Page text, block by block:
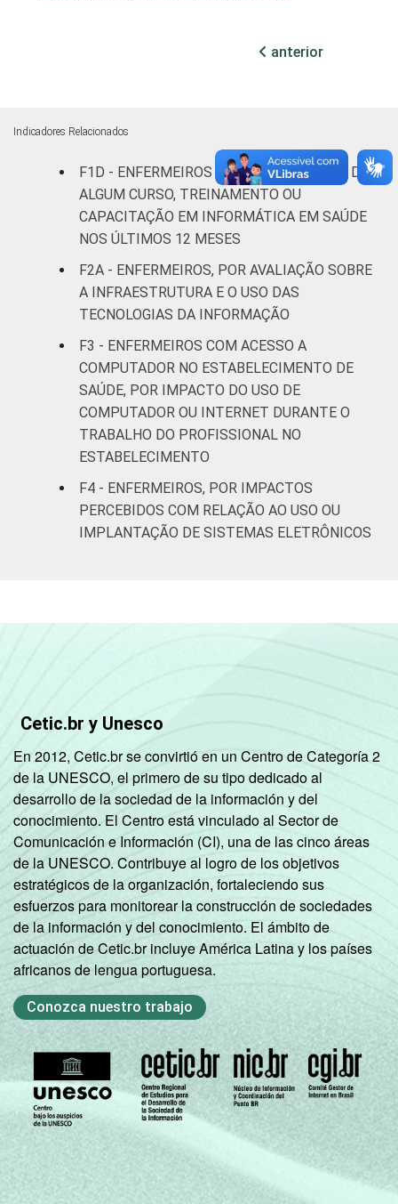
internação
internação
(mais de
50 leitos)
Serviço de
apoio à
diagnose e
terapia
UNIDADE BÁSICA
DE SAÚDE
Não UBS
FAIXA ETÁRIA
Até 30
De 31 a 40
anos
7
Fonte: CGI.br/NIC.br, Centro Regional de
Estudos para o Desenvolvimento da
Sociedade da Informação (Cetic.br),
Pesquisa sobre o uso das tecnologias de
informação e comunicação nos
estabelecimentos de saúde brasileiros - TIC
Saúde 2019.
anterior
Indicadores Relacionados
F1D - ENFERMEIROS QUE PARTICIPARAM DE
ALGUM CURSO, TREINAMENTO OU
CAPACITAÇÃO EM INFORMÁTICA EM SAÚDE
NOS ÚLTIMOS 12 MESES
F2A - ENFERMEIROS, POR AVALIAÇÃO SOBRE
A INFRAESTRUTURA E O USO DAS
TECNOLOGIAS DA INFORMAÇÃO
F3 - ENFERMEIROS COM ACESSO A
COMPUTADOR NO ESTABELECIMENTO DE
SAÚDE, POR IMPACTO DO USO DE
COMPUTADOR OU INTERNET DURANTE O
TRABALHO DO PROFISSIONAL NO
ESTABELECIMENTO
F4 - ENFERMEIROS, POR IMPACTOS
PERCEBIDOS COM RELAÇÃO AO USO OU
IMPLANTAÇÃO DE SISTEMAS ELETRÔNICOS
Cetic.br y Unesco
En 2012, Cetic.br se convirtió en un Centro de Categoría 2
de la UNESCO, el primero de su tipo dedicado al
desarrollo de la sociedad de la información y del
conocimiento. El Centro está vinculado al Sector de
Comunicación e Información (CI), una de las cinco áreas
de la UNESCO. Contribuye al logro de los objetivos
estratégicos de la organización, fortaleciendo sus
esfuerzos para monitorear la construcción de sociedades
de la información y del conocimiento. El ámbito de
actuación de Cetic.br incluye América Latina y los países
africanos de lengua portuguesa.
Conozca nuestro trabajo